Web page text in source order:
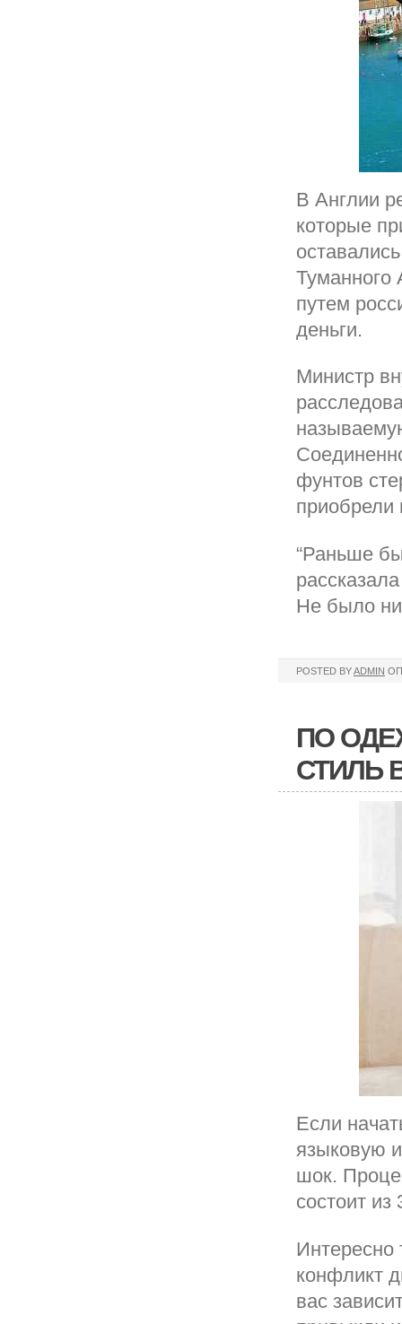
В Англии
которые
Туманного
путем
деньги.
Министр
фунтов
приобрели
“Раньше
Не было
POSTED BYADMIN
ПО
СТИЛЬ
Если
языковую
шок.
состоит из
Интересно
конфликт
вас